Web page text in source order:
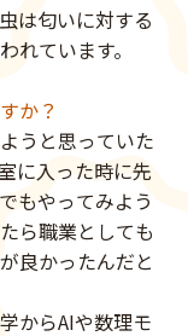
は匂いに対する
れています。
か？
うと思っていた
に入った時に先
もやってみよう
ら職業としても
良かったんだと
からAIや数理モ